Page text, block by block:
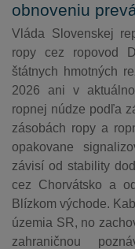
obnoveniu
Vláda Slovenskej
ropy cez ropovod
štátnych hmotných
2026 ani v
ropnej núdze podľa
zásobách ropy a
opakovane
závisí od stability
cez Chorvátsko a
Blízkom východe.
územia SR, no
zahraničnou